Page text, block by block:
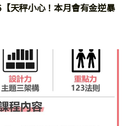
天秤小心！本月會有金逆暴